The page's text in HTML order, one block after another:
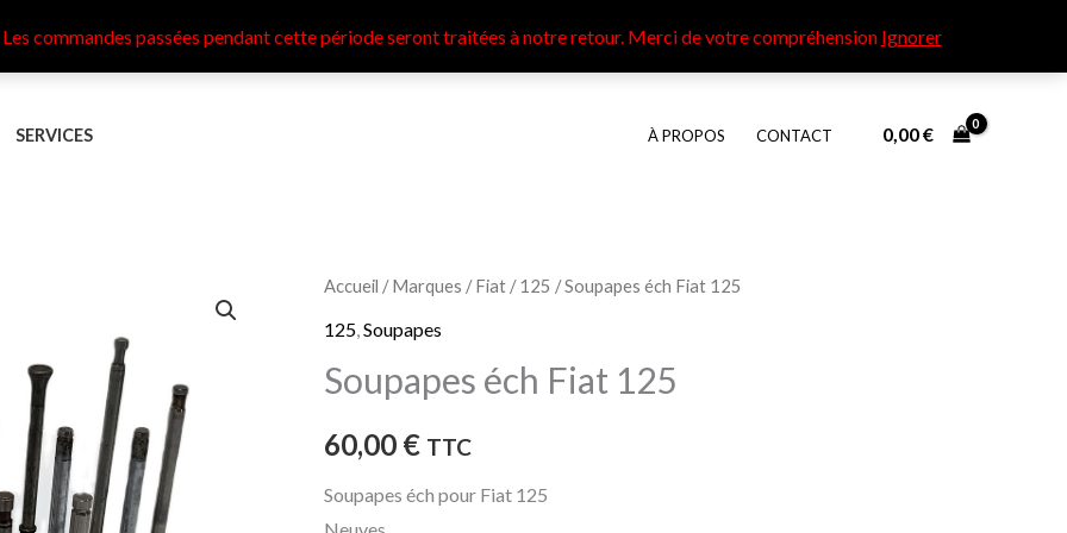
commandes passées pendant cette période seront traitées à notre retour​. Merci de votre compréhension Ignorer
SERVICES À PROPOS CONTACT 0,00€
Accueil /Marques /Fiat /125 / Soupapes éch Fiat 125
125 Soupapes
Soupapes éch Fiat 125
60,00 € TTC
Soupapes éch pour Fiat 125
Neuves
quantité
de
éch
125